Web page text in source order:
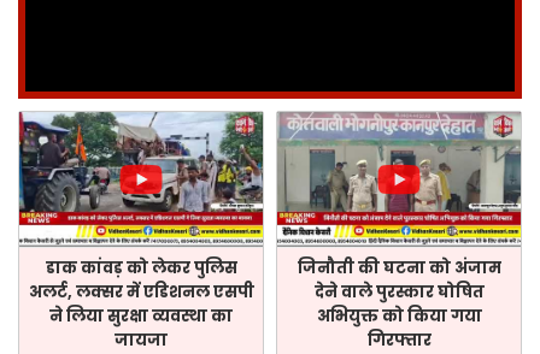
डाक कांवड़ को लेकर पुलिस
अलर्ट, लक्सर में एडिशनल एसपी
ने लिया सुरक्षा व्यवस्था का
जायजा
जिनौती की घटना को अंजाम
देने वाले पुरस्कार घोषित
अभियुक्त को किया गया
गिरफ्तार